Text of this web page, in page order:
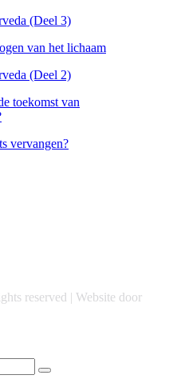
(Deel 3)
van het lichaam
(Deel 2)
toekomst van
vervangen?
reserved | Website door